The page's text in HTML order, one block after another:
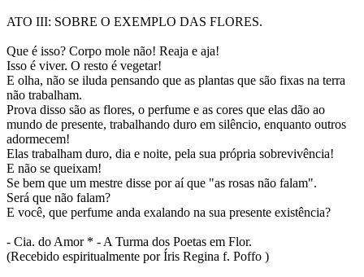
ATO III: SOBRE O EXEMPLO DAS FLORES.
Que é isso? Corpo mole não! Reaja e aja!
Isso é viver. O resto é vegetar!
E olha, não se iluda pensando que as plantas que são fixas na terra
não trabalham.
Prova disso são as flores, o perfume e as cores que elas dão ao
mundo de presente, trabalhando duro em silêncio, enquanto outros
adormecem!
Elas trabalham duro, dia e noite, pela sua própria sobrevivência!
E não se queixam!
Se bem que um mestre disse por aí que "as rosas não falam".
Será que não falam?
E você, que perfume anda exalando na sua presente existência?
- Cia. do Amor * - A Turma dos Poetas em Flor.
(Recebido espiritualmente por Íris Regina f. Poffo )